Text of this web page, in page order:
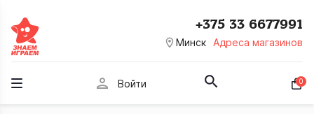
room Минск Адреса магазинов
+375 33 6677991
person Войти 0